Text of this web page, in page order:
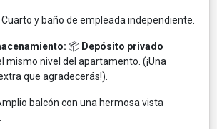
Cuarto y baño de empleada independiente.
📦 Depósito privado
mismo nivel del apartamento. (¡Una
que agradecerás!).
balcón con una hermosa vista